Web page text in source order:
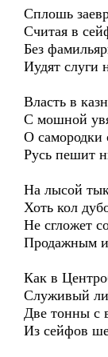
Сплошь
Считая в
Без
Иудят
Власть в
С мошной
О самородки
Русь пешит
На лысой
Хоть кол
Не сгложет
Продажным
Как в
Служивый ли
Две тонны с
Из сейфов